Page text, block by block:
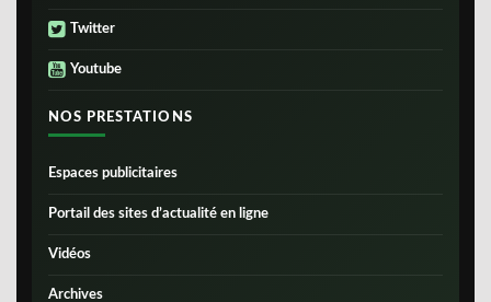
Twitter
Youtube
NOS PRESTATIONS
Espaces publicitaires
Portail des sites d’actualité en ligne
Vidéos
Archives